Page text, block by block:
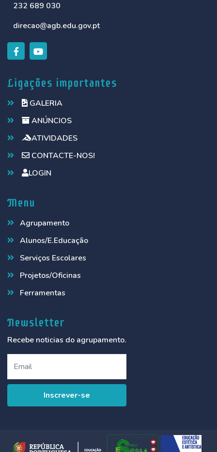
232 689 030
direcao@agb.edu.gov.pt
Ligações importantes
GALERIA
ANÚNCIOS
ATIVIDADES
CONTACTE-NOS!
LOGIN
Menu
Agrupamento
Alunos/E.Educação
Serviços Escolares
Projetos/Oficinas
Ferramentas
Newsletter
Recebe noticias do agrupamento.